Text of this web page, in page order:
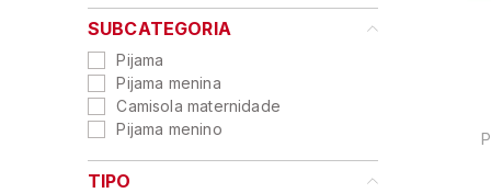
SUBCATEGORIA
Pijama
Pijama menina
Camisola maternidade
Pijama menino
TIPO